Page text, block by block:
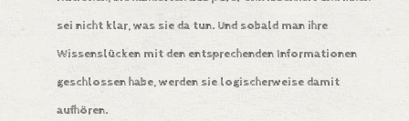
sei nicht klar, was sie da tun. Und sobald man ihre
Wissenslücken mit den entsprechenden Informationen
geschlossen habe, werden sie logischerweise damit
aufhören.